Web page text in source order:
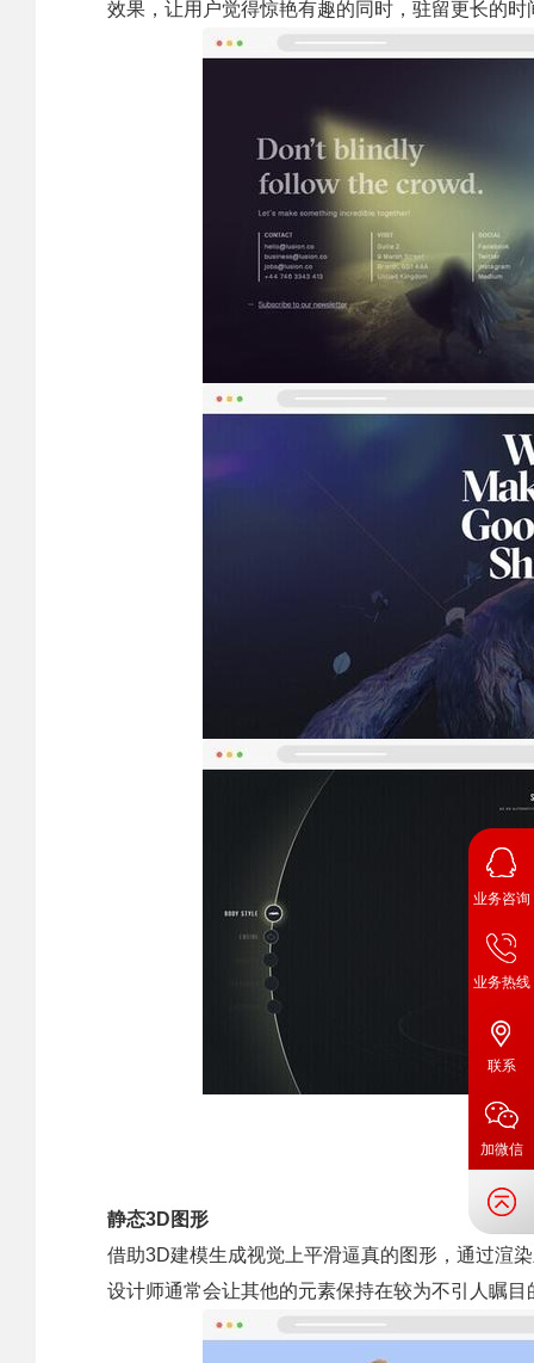
效果，让用户觉得惊艳有趣的同时，驻留更长的时
静态3D图形
借助3D建模生成视觉上平滑逼真的图形，通过渲
设计师通常会让其他的元素保持在较为不引人瞩
业务咨询
业务热线
联系
加微信